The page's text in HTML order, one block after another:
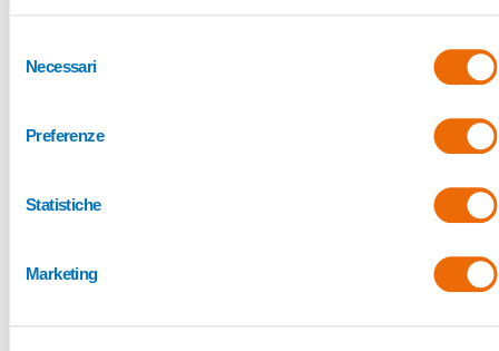
delNecessari
Preferenze
Statistiche
Marketing